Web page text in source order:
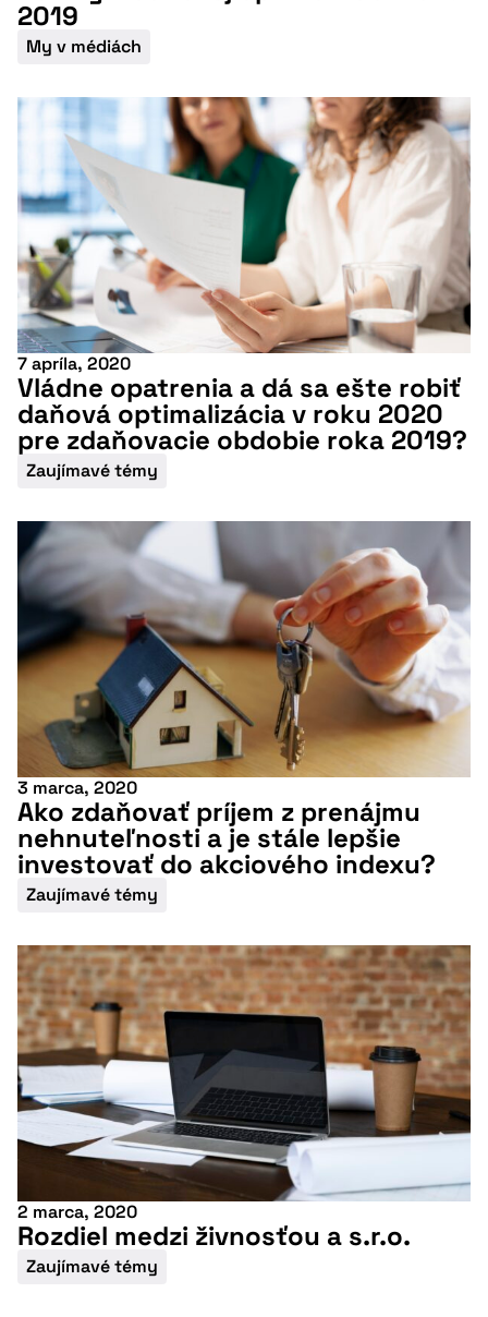
2019
My v médiách
7 apríla, 2020
Vládne opatrenia a dá sa ešte robiť
daňová optimalizácia v roku 2020
pre zdaňovacie obdobie roka 2019?
Zaujímavé témy
3 marca, 2020
Ako zdaňovať príjem z prenájmu
nehnuteľnosti a je stále lepšie
investovať do akciového indexu?
Zaujímavé témy
2 marca, 2020
Rozdiel medzi živnosťou a s.r.o.
Zaujímavé témy
Nepremeškajte
našu pripravovanú
konferenciu